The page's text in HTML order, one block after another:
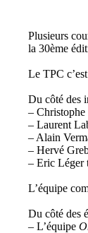
Plusieurs
la 30ème
Le TPC
Du côté des
– Christophe
– Laurent
– Alain
– Hervé
– Eric Léger
L’équipe
Du côté des
– L’équipe